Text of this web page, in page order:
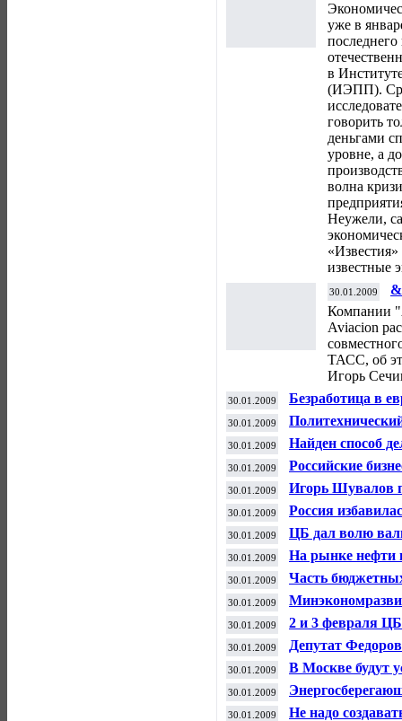
уже в
в
(ИЭПП).
говорить
деньгами
уровне, а
волна
Неужели,
известные
30.01.2009
Компании
Aviacion
ТАСС, об
Игорь
30.01.2009
Безработица в
прогнозов
30.01.2009
развития
30.01.2009 Найден способ
30.01.2009
Российские
недвижимость в
30.01.2009 Игорь Шувалов
30.01.2009
Россия
США
30.01.2009 ЦБ дал волю
30.01.2009
На рынке нефти
динамика
30.01.2009 Часть
30.01.2009
роста ВВП на
30.01.2009
2 и 3 февраля
до 25 млрд
30.01.2009
Депутат
населения об
30.01.2009
В Москве будут
цифрами
30.01.2009
Екатеринбурге
30.01.2009 Не надо